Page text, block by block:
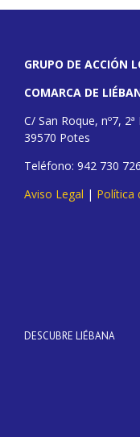
GRUPO DE ACCIÓN
COMARCA DE
C/ San Roque, nº7, 2ª
39570 Potes
Teléfono: 942 730
Aviso Legal | Política
DESCUBRE LIÉBANA